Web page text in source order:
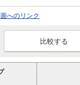
へのリンク